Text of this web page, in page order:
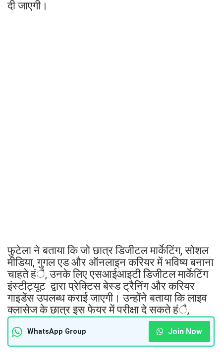
दी जाएगी।
फुटेला ने बताया कि जो छात्र डिजीटल मार्केटिंग, सोशल
मीडिया, गुगल एड और ऑनलाइन करियर में भविष्य बनाना
चाहते हंै, उनके लिए एसआईआइटी डिजीटल मार्केटिंग
इंस्टीट्यूट द्वारा प्रेक्टिस बेस्ड ट्रैनिंग और करियर
गाइडेंस उपलब्ध कराई जाएगी। उन्होंने बताया कि लाइव
क्लासेज के छात्र इस फेयर में परीक्षा दे सकते हंै,
WhatsApp Group Join Now